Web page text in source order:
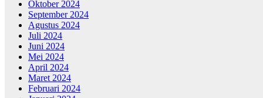
Oktober 2024
September 2024
Agustus 2024
Juli 2024
Juni 2024
Mei 2024
April 2024
Maret 2024
Februari 2024